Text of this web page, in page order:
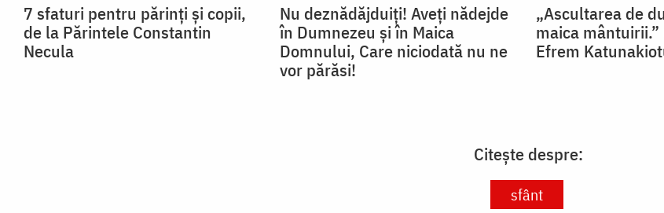
7 sfaturi pentru părinți și copii,
de la Părintele Constantin
Necula
Nu deznădăjduiţi! Aveţi nădejde
în Dumnezeu şi în Maica
Domnului, Care niciodată nu ne
vor părăsi!
„Ascultarea de
maica
Efrem
Citește despre:
sfânt